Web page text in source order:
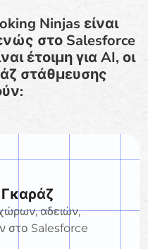
Ninjas είναι
στο Salesforce
έτοιμη για AI, οι
στάθμευσης
αδειών,
στο Salesforce